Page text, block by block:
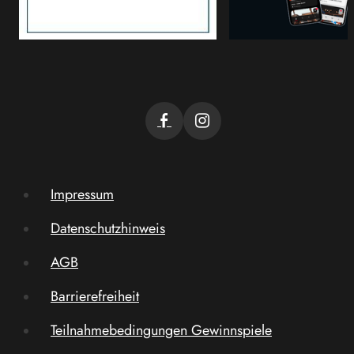
Impressum
Datenschutzhinweis
AGB
Barrierefreiheit
Teilnahmebedingungen Gewinnspiele